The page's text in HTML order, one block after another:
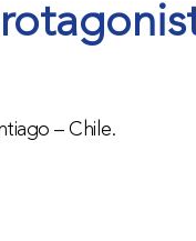
– Chile.